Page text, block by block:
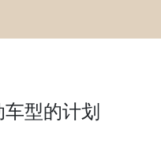
型的计划